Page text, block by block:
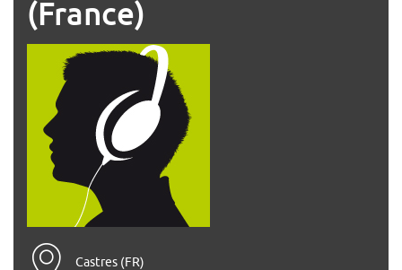
(France)
Castres (FR)